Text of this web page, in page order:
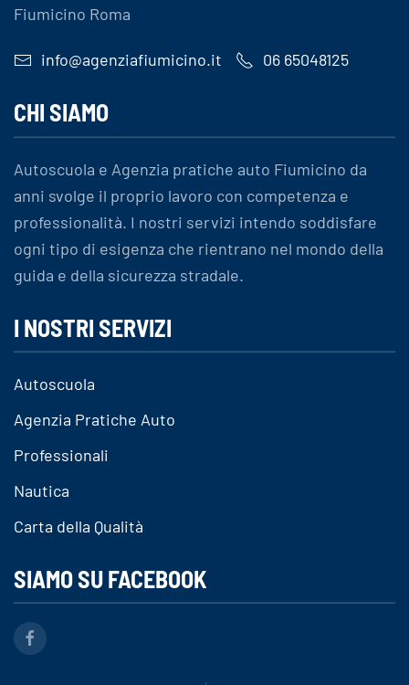
Fiumicino Roma
info@agenziafiumicino.it 06 65048125
CHI SIAMO
Autoscuola e Agenzia pratiche auto Fiumicino da
anni svolge il proprio lavoro con competenza e
professionalità. I nostri servizi intendo soddisfare
ogni tipo di esigenza che rientrano nel mondo della
guida e della sicurezza stradale.
I NOSTRI SERVIZI
Autoscuola
Agenzia Pratiche Auto
Professionali
Nautica
Carta della Qualità
SIAMO SU FACEBOOK